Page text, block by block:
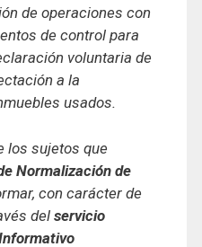
de operaciones con
de control para
voluntaria de
a la
usados.
los sujetos que
Normalización de
con carácter de
del servicio